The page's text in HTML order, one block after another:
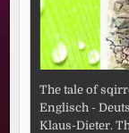
The tale of
Englisch -
Klaus-Dieter.